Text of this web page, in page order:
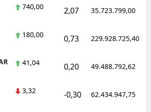
Uşak
Zonguldak
Aksaray
740,00 2,07 35.723.799,00
180,00 0,73 229.928.725,40
41,04 0,20 49.488.792,62
3,32 -0,30 62.434.947,75